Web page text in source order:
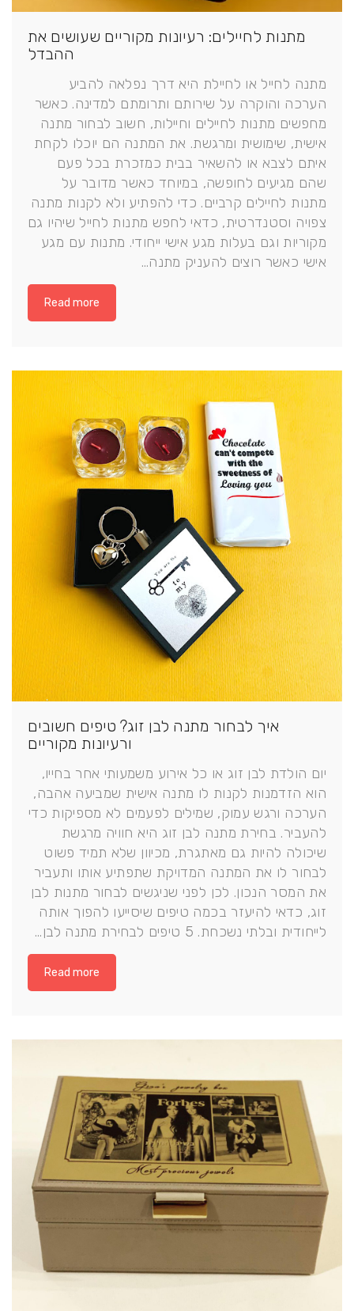
מתנות לחיילים: רעיונות מקוריים שעושים את
ההבדל
מתנה לחייל או לחיילת היא דרך נפלאה להביע
הערכה והוקרה על שירותם ותרומתם למדינה. כאשר
מחפשים מתנות לחיילים וחיילות, חשוב לבחור מתנה
אישית, שימושית ומרגשת. את המתנה הם יוכלו לקחת
איתם לצבא או להשאיר בבית כמזכרת בכל פעם
שהם מגיעים לחופשה, במיוחד כאשר מדובר על
מתנות לחיילים קרביים. כדי להפתיע ולא לקנות מתנה
צפויה וסטנדרטית, כדאי לחפש מתנות לחייל שיהיו גם
מקוריות וגם בעלות מגע אישי ייחודי. מתנות עם מגע
אישי כאשר רוצים להעניק מתנה…
Read more
איך לבחור מתנה לבן זוג? טיפים חשובים
ורעיונות מקוריים
יום הולדת לבן זוג או כל אירוע משמעותי אחר בחייו,
הוא הזדמנות לקנות לו מתנה אישית שמביעה אהבה,
הערכה ורגש עמוק, שמילים לפעמים לא מספיקות כדי
להעביר. בחירת מתנה לבן זוג היא חוויה מרגשת
שיכולה להיות גם מאתגרת, מכיוון שלא תמיד פשוט
לבחור לו את המתנה המדויקת שתפתיע אותו ותעביר
את המסר הנכון. לכן לפני שניגשים לבחור מתנות לבן
זוג, כדאי להיעזר בכמה טיפים שיסייעו להפוך אותה
לייחודית ובלתי נשכחת. 5 טיפים לבחירת מתנה לבן…
Read more